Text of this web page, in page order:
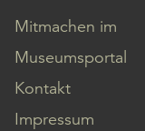
Mitmachen im
Museumsportal
Kontakt
Impressum